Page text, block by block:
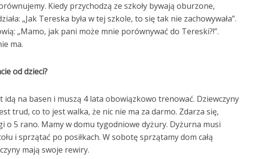
Kiedy przychodzą ze szkoły bywają oburzone,
„Jak Tereska była w tej szkole, to się tak nie zachowywała”.
„Mamo, jak pani może mnie porównywać do Tereski?!”.
ma.
od dzieci?
idą na basen i muszą 4 lata obowiązkowo trenować. Dziewczyny
trud, co to jest walka, że nic nie ma za darmo. Zdarza się,
o 5 rano. Mamy w domu tygodniowe dyżury. Dyżurna musi
i sprzątać po posiłkach. W sobotę sprzątamy dom całą
mają swoje rewiry.